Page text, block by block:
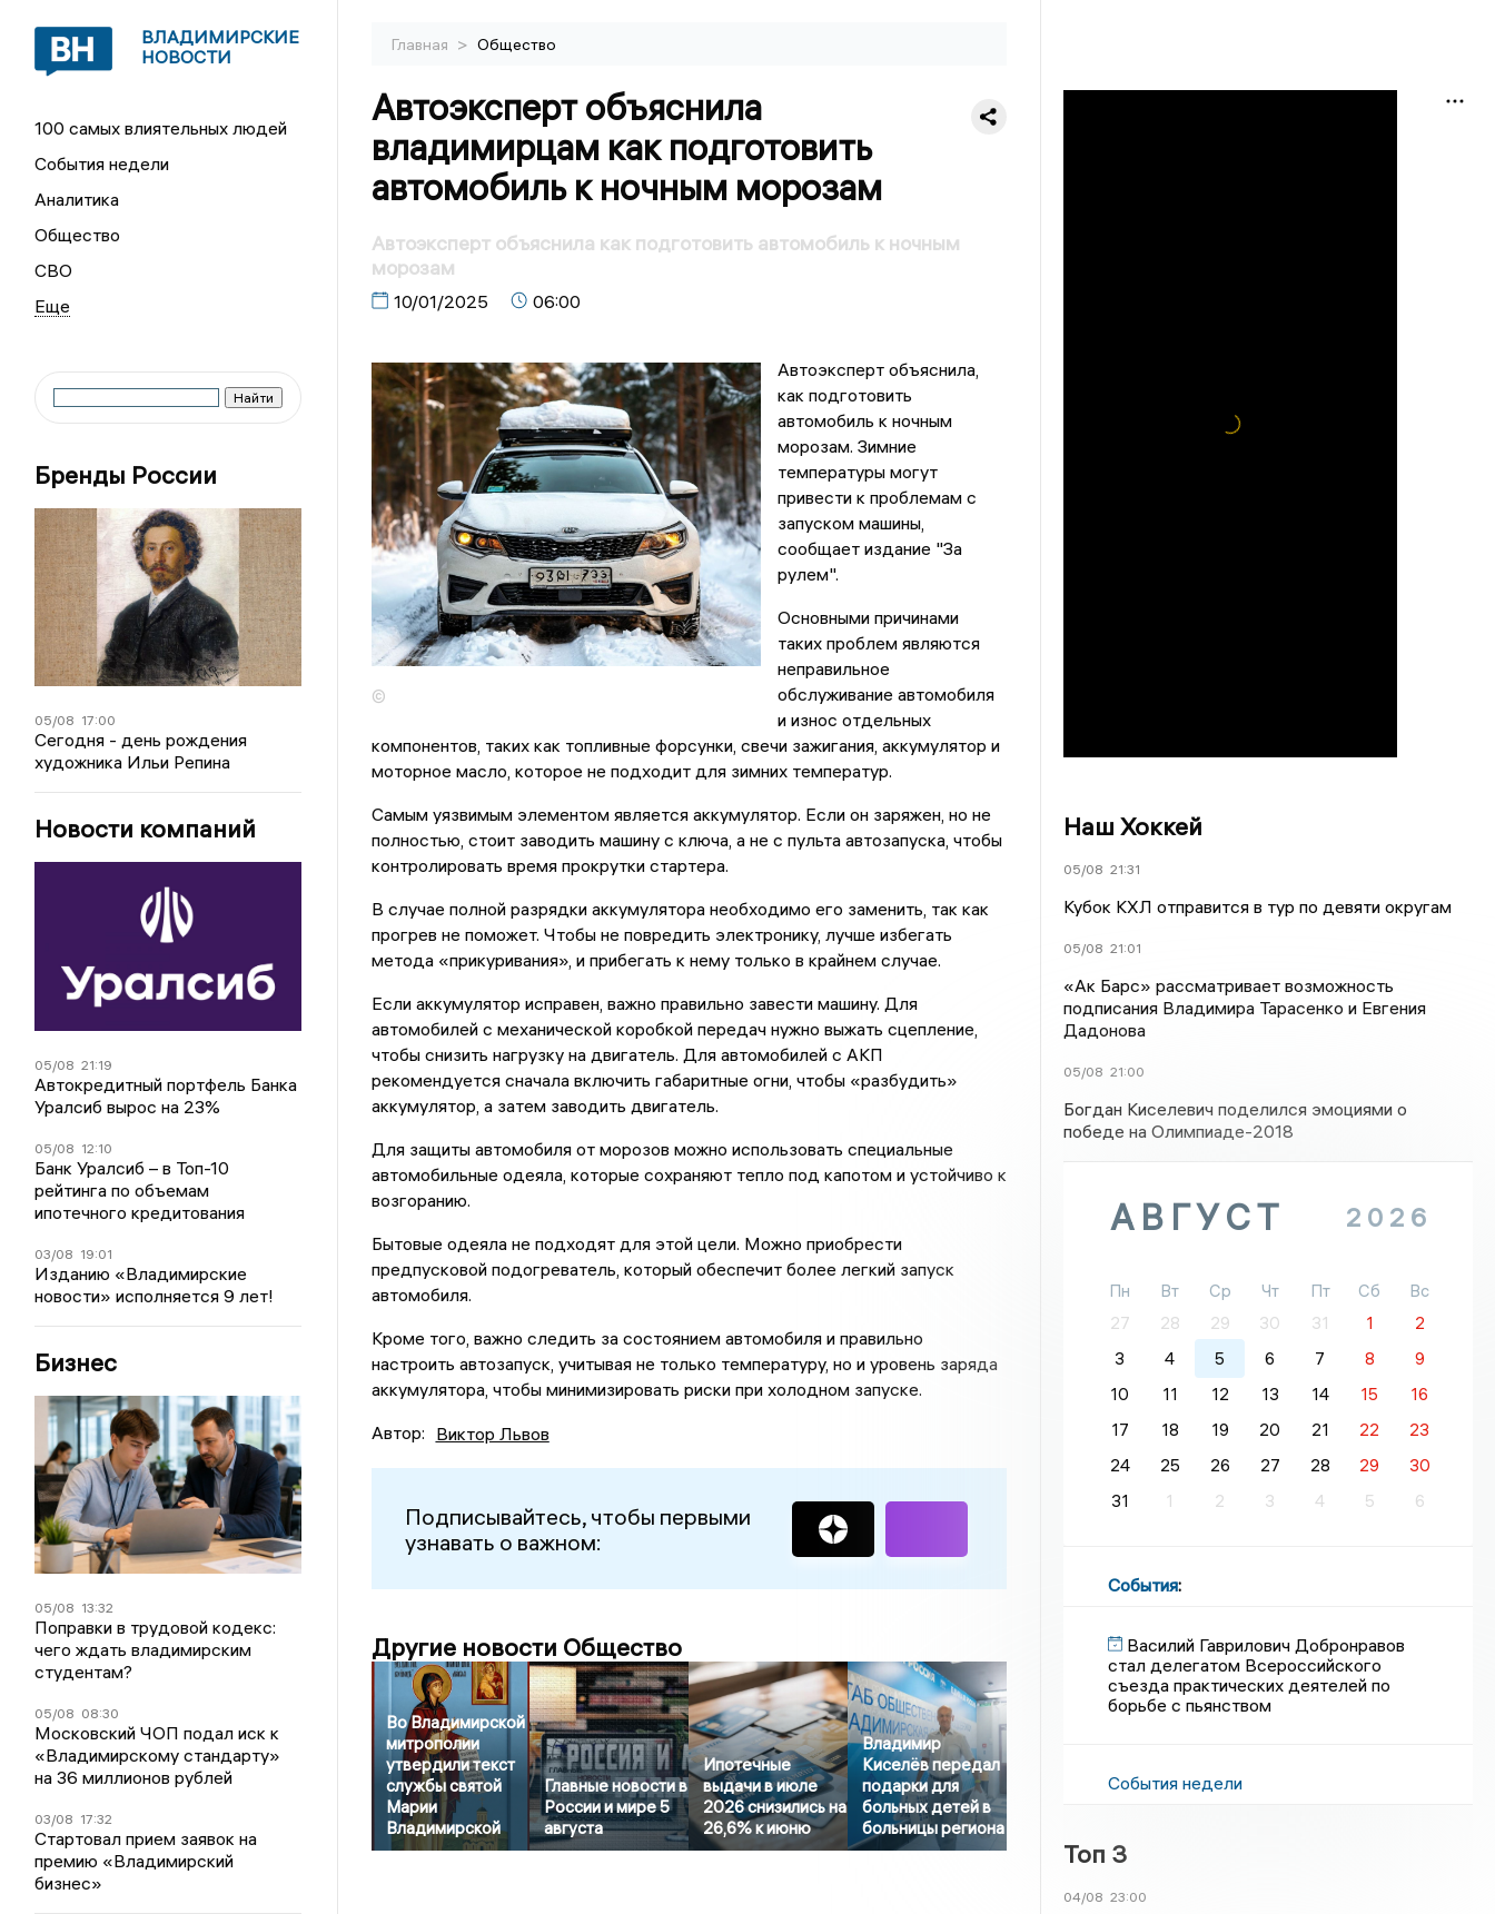
ВЛАДИМИРСКИЕ
НОВОСТИ
100 самых влиятельных людей
События недели
Аналитика
Общество
СВО
Бренды России
05/08 17:00
Сегодня - день рождения
художника Ильи Репина
Новости компаний
05/08 21:19
Автокредитный портфель Банка
Уралсиб вырос на 23%
05/08 12:10
Банк Уралсиб – в Топ-10
рейтинга по объемам
ипотечного кредитования
03/08 19:01
Изданию «Владимирские
новости» исполняется 9 лет!
Бизнес
05/08 13:32
Поправки в трудовой кодекс:
чего ждать владимирским
студентам?
05/08 08:30
Московский ЧОП подал иск к
«Владимирскому стандарту»
на 36 миллионов рублей
03/08 17:32
Стартовал прием заявок на
премию «Владимирский
бизнес»
Главная > Общество
Автоэксперт объяснила
владимирцам как подготовить
автомобиль к ночным морозам
Автоэксперт объяснила как подготовить автомобиль к ночным
морозам
10/01/2025 06:00
©
Автоэксперт объяснила,
как подготовить
автомобиль к ночным
морозам. Зимние
температуры могут
привести к проблемам с
запуском машины,
сообщает издание "За
рулем".
Основными причинами
таких проблем являются
неправильное
обслуживание автомобиля
и износ отдельных
компонентов, таких как топливные форсунки, свечи зажигания, аккумулятор и
моторное масло, которое не подходит для зимних температур.
Самым уязвимым элементом является аккумулятор. Если он заряжен, но не
полностью, стоит заводить машину с ключа, а не с пульта автозапуска, чтобы
контролировать время прокрутки стартера.
В случае полной разрядки аккумулятора необходимо его заменить, так как
прогрев не поможет. Чтобы не повредить электронику, лучше избегать
метода «прикуривания», и прибегать к нему только в крайнем случае.
Если аккумулятор исправен, важно правильно завести машину. Для
автомобилей с механической коробкой передач нужно выжать сцепление,
чтобы снизить нагрузку на двигатель. Для автомобилей с АКП
рекомендуется сначала включить габаритные огни, чтобы «разбудить»
аккумулятор, а затем заводить двигатель.
Для защиты автомобиля от морозов можно использовать специальные
автомобильные одеяла, которые сохраняют тепло под капотом и устойчиво к
возгоранию.
Бытовые одеяла не подходят для этой цели. Можно приобрести
предпусковой подогреватель, который обеспечит более легкий запуск
автомобиля.
Кроме того, важно следить за состоянием автомобиля и правильно
настроить автозапуск, учитывая не только температуру, но и уровень заряда
аккумулятора, чтобы минимизировать риски при холодном запуске.
Автор: Виктор Львов
Подписывайтесь, чтобы первыми
узнавать о важном:
Другие новости Общество
Во Владимирской
митрополии
утвердили текст
службы святой
Марии
Владимирской
Главные новости в
России и мире 5
августа
Ипотечные
выдачи в июле
2026 снизились на
26,6% к июню
Владимир
Киселёв передал
подарки для
больных детей в
больницы региона
Наш Хоккей
05/08 21:31
Кубок КХЛ отправится в тур по девяти округам
05/08 21:01
«Ак Барс» рассматривает возможность
подписания Владимира Тарасенко и Евгения
Дадонова
05/08 21:00
Богдан Киселевич поделился эмоциями о
победе на Олимпиаде-2018
АВГУСТ 2026
Пн Вт Ср Чт Пт Сб
Вс
27
28 29 30 31 1
2
3
4 5 6 7 8
9
10
11 12 13 14 15
16
17
18 19 20 21 22
23
24
25 26 27 28 29
30
31
1 2 3 4 5 6
События:
Василий Гаврилович Добронравов
стал делегатом Всероссийского
съезда практических деятелей по
борьбе с пьянством
События недели
Топ 3
04/08 23:00